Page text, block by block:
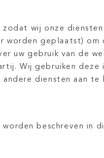
wij onze diensten
worden geplaatst)
uw gebruik van de
Wij gebruiken
diensten aan te
beschreven in